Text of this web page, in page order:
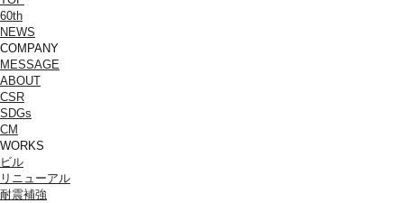
60th
NEWS
COMPANY
MESSAGE
ABOUT
CSR
SDGs
CM
WORKS
ビル
リニューアル
耐震補強